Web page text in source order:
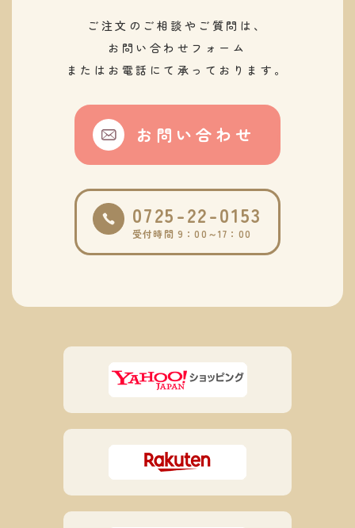
ご注文のご相談やご質問は、
お問い合わせフォーム
またはお電話にて承っております。
お問い合わせ
0725-22-0153
受付時間 9：00～17：00